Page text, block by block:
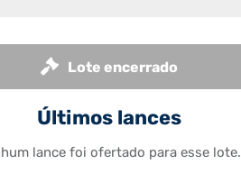
Lote encerrado
Últimos lances
lance foi ofertado para esse lote.